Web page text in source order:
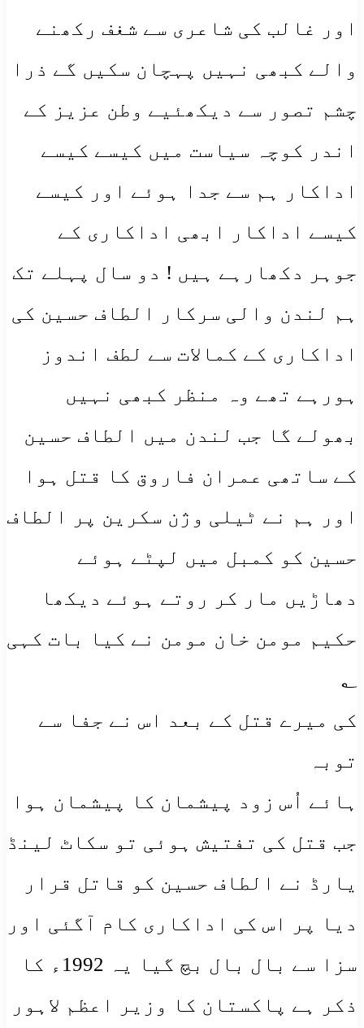
اور غالب کی شاعری سے شغف رکھنے
والے کبھی نہیں پہچان سکیں گے ذرا
چشم تصور سے دیکھئیے وطن عزیز کے
اندر کوچہ سیاست میں کیسے کیسے
اداکار ہم سے جدا ہوئے اور کیسے
کیسے اداکار ابھی اداکاری کے
جوہر دکھارہے ہیں ! دو سال پہلے تک
ہم لندن والی سرکار الطاف حسین کی
اداکاری کے کمالات سے لطف اندوز
ہورہے تھے وہ منظر کبھی نہیں
بھولے گا جب لندن میں الطاف حسین
کے ساتھی عمران فاروق کا قتل ہوا
اور ہم نے ٹیلی وژن سکرین پر الطاف
حسین کو کمبل میں لپٹے ہوئے
دھاڑیں مار کر روتے ہوئے دیکھا
حکیم مومن خان مومن نے کیا بات کہی
؂
کی میرے قتل کے بعد اس نے جفا سے
توبہ
ہائے اُس زود پیشمان کا پیشمان ہوا
جب قتل کی تفتیش ہوئی تو سکاٹ لینڈ
یارڈ نے الطاف حسین کو قاتل قرار
دیا پر اس کی اداکاری کام آگئی اور
سزا سے بال بال بچ گیا یہ 1992ء کا
ذکر ہے پاکستان کا وزیر اعظم لاہور